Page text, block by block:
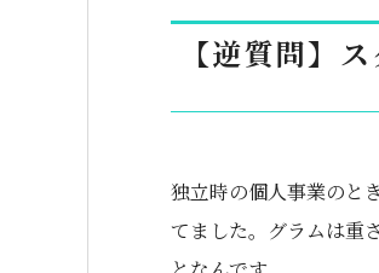
【逆質問】
独立時の個人事業のと
てました。グラムは重